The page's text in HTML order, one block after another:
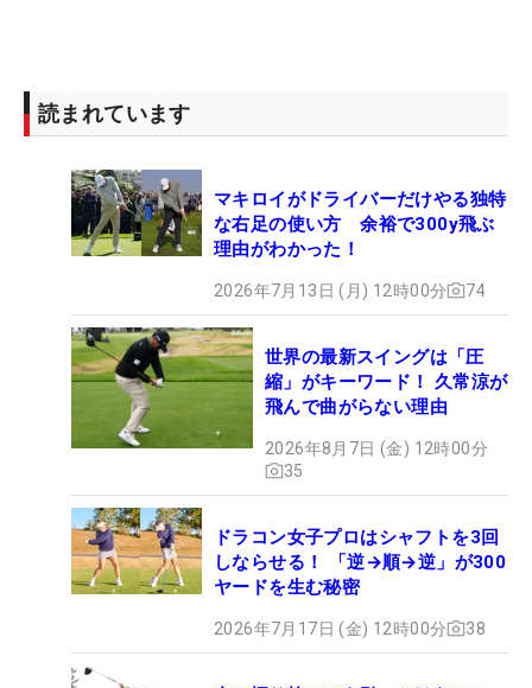
読まれています
マキロイがドライバーだけやる独特
な右足の使い方 余裕で300y飛ぶ
理由がわかった！
2026年7月13日 (月) 12時00分 74
世界の最新スイングは「圧
縮」がキーワード！ 久常涼が
飛んで曲がらない理由
2026年8月7日 (金) 12時00分
35
ドラコン女子プロはシャフトを3回
しならせる！ 「逆→順→逆」が300
ヤードを生む秘密
2026年7月17日 (金) 12時00分 38